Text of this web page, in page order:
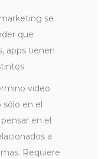
se
que
apps tienen
video
en el
en el
a
Requiere